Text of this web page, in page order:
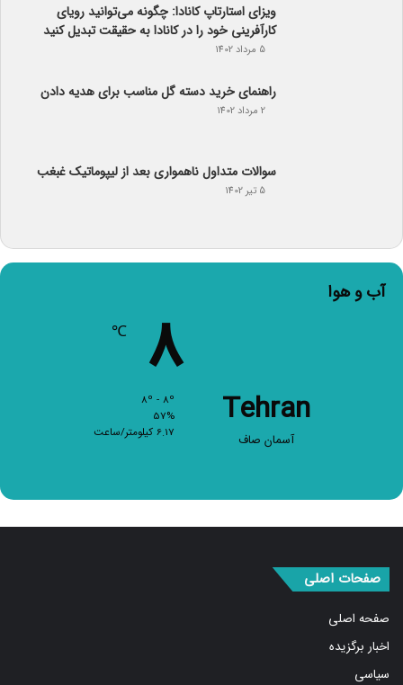
ویزای استارتاپ کانادا: چگونه می‌توانید رویای
کارآفرینی خود را در کانادا به حقیقت تبدیل کنید
5 مرداد 1402
راهنمای خرید دسته گل مناسب برای هدیه دادن
2 مرداد 1402
سوالات متداول ناهمواری بعد از لیپوماتیک غبغب
5 تیر 1402
آب و هوا
Tehran
آسمان صاف
8
℃
57%
6.17 کیلومتر/ساعت
صفحات اصلی
صفحه اصلی
اخبار برگزیده
سیاسی